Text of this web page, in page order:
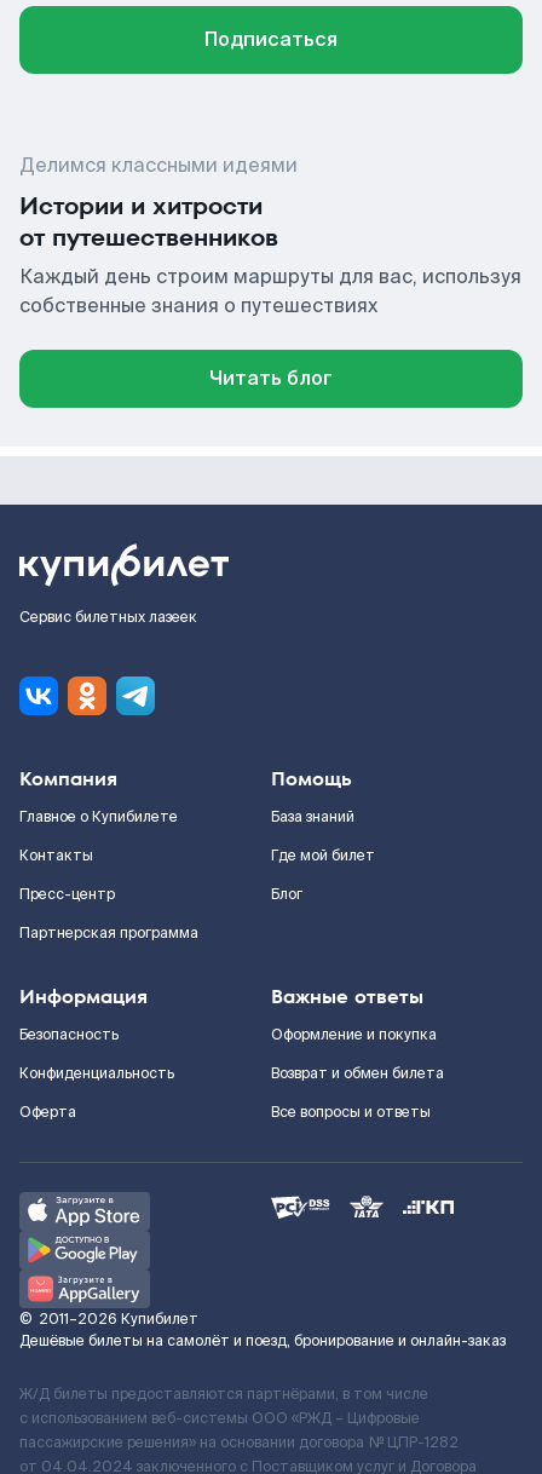
Подписаться
Делимся классными идеями
Истории и хитрости
от путешественников
Каждый день строим маршруты для вас, используя
собственные знания о путешествиях
Читать блог
Сервис билетных лазеек
Компания
Главное о Купибилете
Контакты
Пресс-центр
Партнерская программа
Помощь
База знаний
Где мой билет
Блог
Информация
Безопасность
Конфиденциальность
Оферта
Важные ответы
Оформление и покупка
Возврат и обмен билета
Все вопросы и ответы
© 2011–2026 Купибилет
Дешёвые билеты на самолёт и поезд, бронирование и онлайн-заказ
Ж/Д билеты предоставляются партнёрами, в том числе
с использованием веб-системы ООО «РЖД – Цифровые
пассажирские решения» на основании договора № ЦПР-1282
от 04.04.2024 заключенного с Поставщиком услуг и Договора